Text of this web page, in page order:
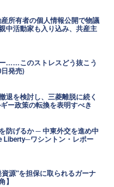
所有者の個人情報公開で物議
中活動家も入り込み、共産主
……このストレスどう抜こう
日発売)
退を検討し、三菱離脱に続く
ー政策の転換を表明すべき
防げるか ─ 中東外交を進め中
Liberty─ワシントン・レポー
源"を担保に取られるガーナ
】